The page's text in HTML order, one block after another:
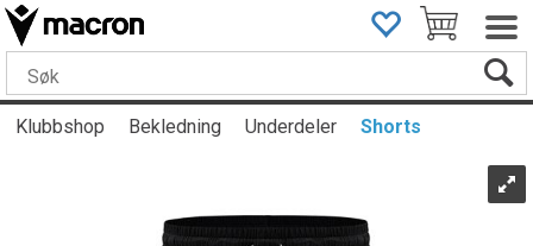
Klubbshop Bekledning Underdeler Shorts